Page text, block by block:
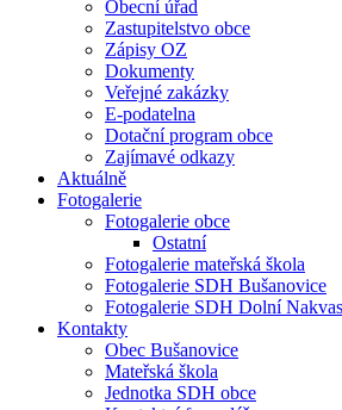
Obecní úřad
Zastupitelstvo obce
Zápisy OZ
Dokumenty
Veřejné zakázky
E-podatelna
Dotační program obce
Zajímavé odkazy
Aktuálně
Fotogalerie
Fotogalerie obce
Ostatní
Fotogalerie mateřská škola
Fotogalerie SDH Bušanovice
Fotogalerie SDH Dolní
Kontakty
Obec Bušanovice
Mateřská škola
Jednotka SDH obce